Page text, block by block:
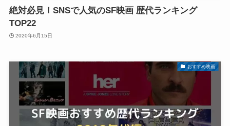
絶対必見！SNSで人気のSF映画 歴代ランキング
TOP22
2020年6月15日
おすすめ映画